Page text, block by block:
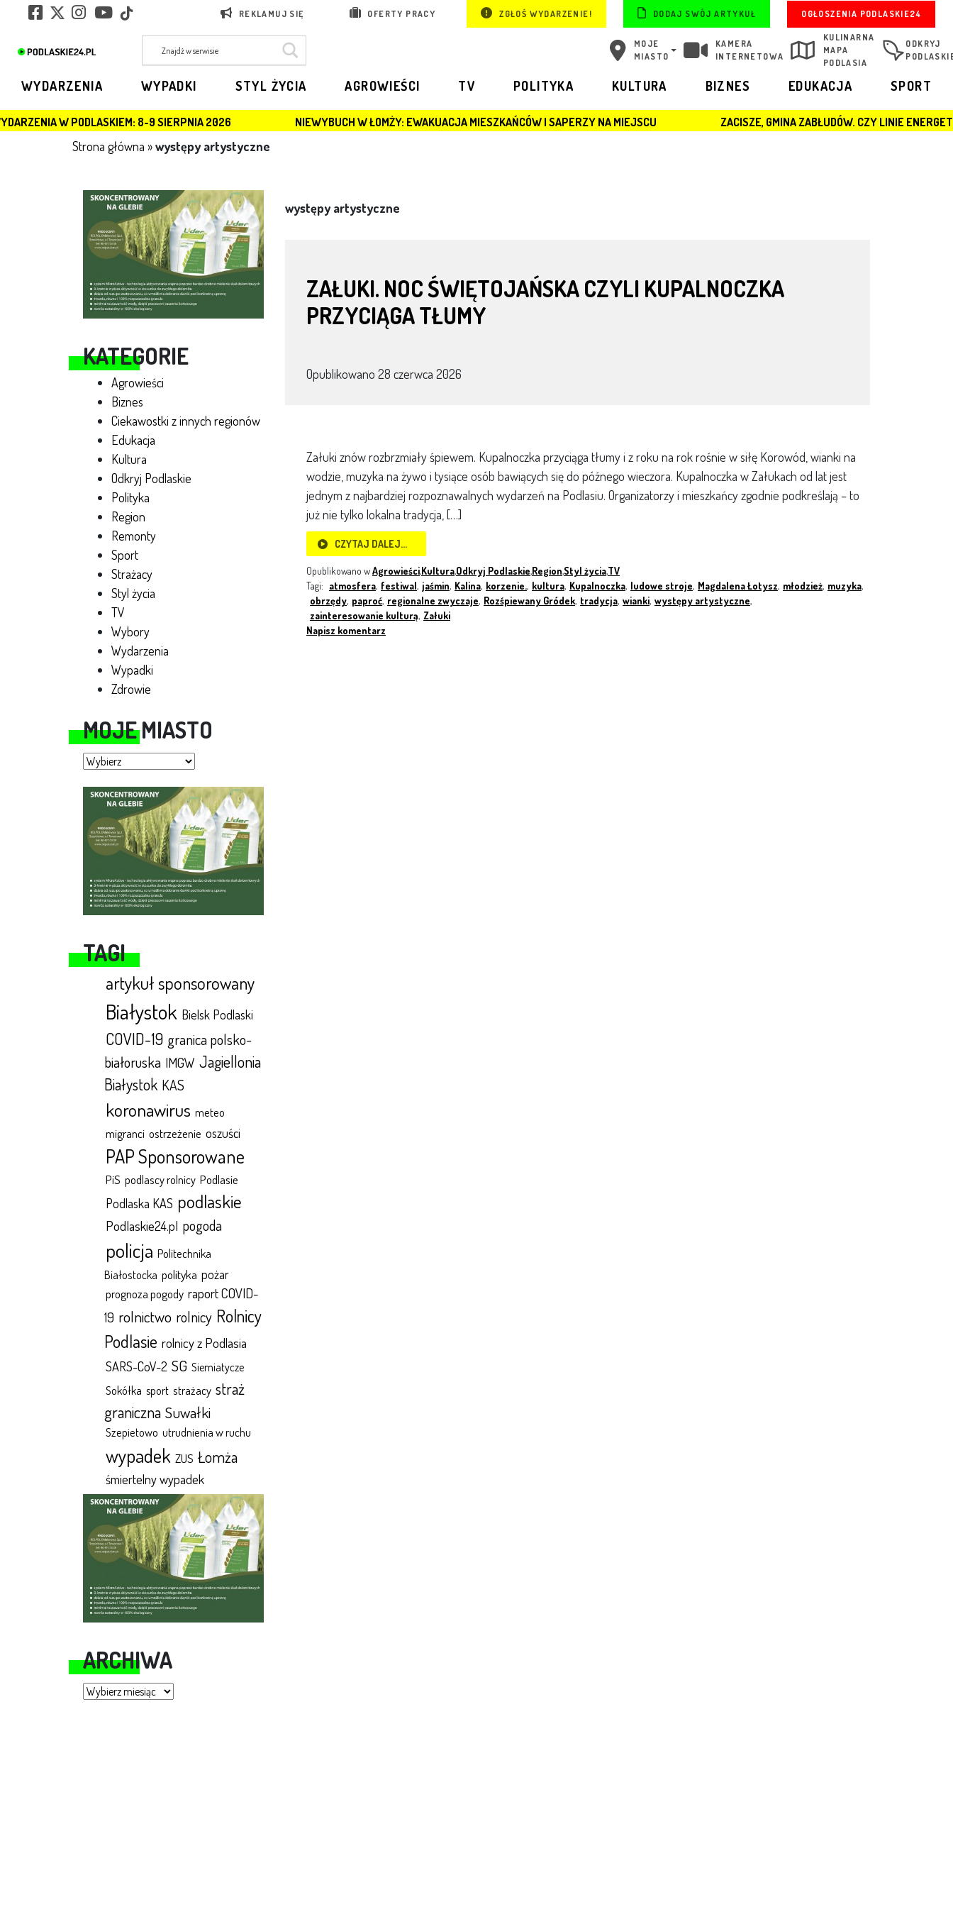
REKLAMUJ SIĘ OFERTY PRACY ZGŁOŚ WYDARZENIE! DODAJ SWÓJ ARTYKUŁ OGŁOSZENIA PODLASKIE24
MOJE
MIASTO
KAMERA
INTERNETOWA
KULINARNA
MAPA
PODLASIA
ODKRYJ
WYDARZENIA WYPADKI STYL ŻYCIA AGROWIEŚCI TV POLITYKA KULTURA BIZNES EDUKACJA SPORT
8-9 SIERPNIA 2026 NIEWYBUCH W ŁOMŻY: EWAKUACJA MIESZKAŃCÓW I SAPERZY NA MIEJSCU ZACISZE, GMINA ZABŁUDÓW. CZY LINIE ENERGETYCZNĄ
Strona główna »występy artystyczne
KATEGORIE
Agrowieści
Biznes
Ciekawostki z innych regionów
Edukacja
Kultura
Odkryj Podlaskie
Polityka
Region
Remonty
Sport
Strażacy
Styl życia
TV
Wybory
Wydarzenia
Wypadki
Zdrowie
MOJE MIASTO
Moje miasto
TAGI
artykuł sponsorowany
Białystok Bielsk Podlaski
COVID-19 granica polsko-
białoruska IMGW Jagiellonia
Białystok KAS
koronawirus meteo
migranci ostrzeżenie oszuści
PAP Sponsorowane
PiS podlascy rolnicy Podlasie
Podlaska KAS podlaskie
Podlaskie24.pl pogoda
policja Politechnika
Białostocka polityka pożar
prognoza pogody raport COVID-
19 rolnictwo rolnicy Rolnicy
Podlasie rolnicy z Podlasia
SARS-CoV-2 SG Siemiatycze
Sokółka sport strażacy straż
graniczna Suwałki
Szepietowo utrudnienia w ruchu
wypadek ZUS Łomża
śmiertelny wypadek
ARCHIWA
Archiwa
występy artystyczne
ZAŁUKI. NOC ŚWIĘTOJAŃSKA CZYLI KUPALNOCZKA
PRZYCIĄGA TŁUMY
Opublikowano 28 czerwca 2026
Załuki znów rozbrzmiały śpiewem. Kupalnoczka przyciąga tłumy i z roku na rok rośnie w siłę Korowód, wianki na
wodzie, muzyka na żywo i tysiące osób bawiących się do późnego wieczora. Kupalnoczka w Załukach od lat jest
jednym z najbardziej rozpoznawalnych wydarzeń na Podlasiu. Organizatorzy i mieszkańcy zgodnie podkreślają – to
już nie tylko lokalna tradycja, […]
CZYTAJ DALEJ…
Opublikowano wAgrowieści,Kultura,Odkryj Podlaskie,Region,Styl życia,TV
Tagi: atmosfera, festiwal, jaśmin, Kalina, korzenie., kultura, Kupalnoczka, ludowe stroje, Magdalena Łotysz, młodzież, muzyka,
obrzędy, paproć, regionalne zwyczaje, Rozśpiewany Gródek, tradycja, wianki, występy artystyczne,
zainteresowanie kulturą, Załuki
Napisz komentarz